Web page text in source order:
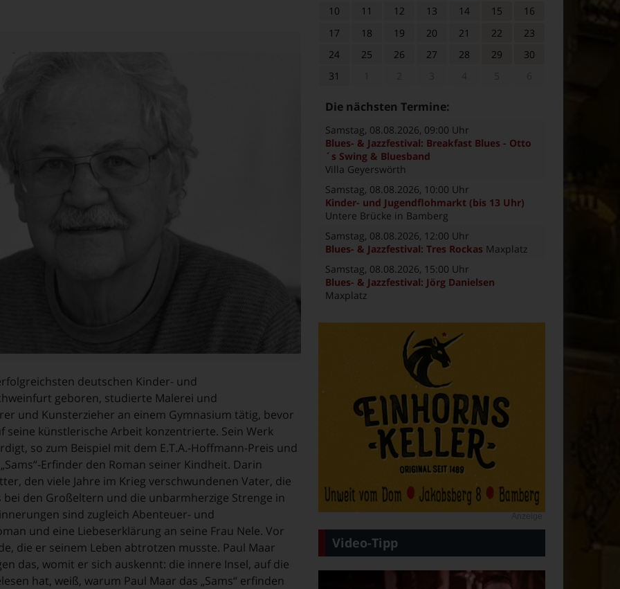
deutschen Kinder- und
geboren, studierte Malerei und
und Kunsterzieher an einem Gymnasium tätig, bevor
künstlerische Arbeit konzentrierte. Sein Werk
so zum Beispiel mit dem E.T.A.-Hoffmann-Preis und
Erfinder den Roman seiner Kindheit. Darin
den viele Jahre im Krieg verschwundenen Vater, die
den Großeltern und die unbarmherzige Strenge in
sind zugleich Abenteuer- und
und eine Liebeserklärung an seine Frau Nele. Vor
die er seinem Leben abtrotzen musste. Paul Maar
das, womit er sich auskennt: die innere Insel, auf die
hat, weiß, warum Paul Maar das „Sams“ erfinden
10
11 12 13 14 15
16
17
18 19 20 21 22
23
24
25 26 27 28 29
30
31
Die nächsten Termine:
Samstag, 08.08.2026, 09:00 Uhr
Blues- & Jazzfestival: Breakfast Blues - Otto
´s Swing & Bluesband
Villa Geyerswörth
Samstag, 08.08.2026, 10:00 Uhr
Kinder- und Jugendflohmarkt (bis 13 Uhr)
Untere Brücke in Bamberg
Samstag, 08.08.2026, 12:00 Uhr
Blues- & Jazzfestival: Tres Rockas Maxplatz
Samstag, 08.08.2026, 15:00 Uhr
Blues- & Jazzfestival: Jörg Danielsen
Maxplatz
Video-Tipp